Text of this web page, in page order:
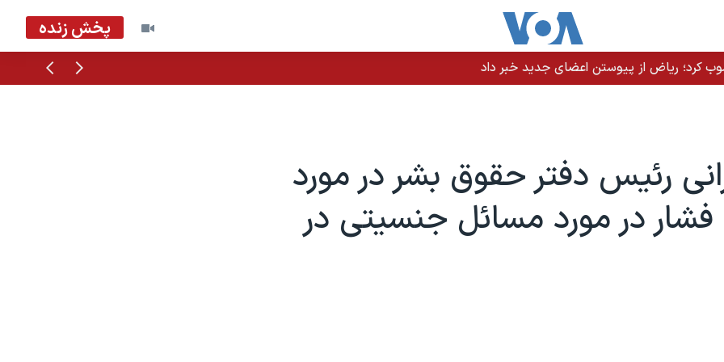
پخش زنده
قبلی سرکوب فزاینده اقلیت‌های قومی را متوقف کند
رئیس دفتر حقوق بشر در مورد
فشار در مورد مسائل جنسیتی در